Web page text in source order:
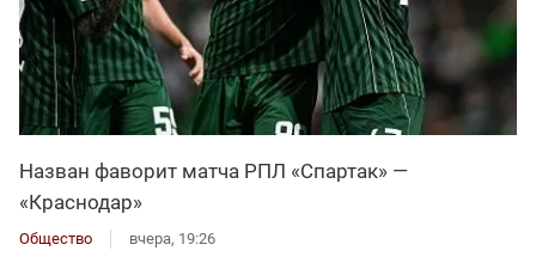
Назван фаворит матча РПЛ «Спартак» —
«Краснодар»
Общество вчера, 19:26